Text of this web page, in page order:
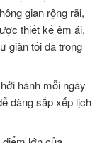
gian rộng rãi,
thiết kế êm ái,
giãn tối đa trong
hành mỗi ngày
dàng sắp xếp lịch